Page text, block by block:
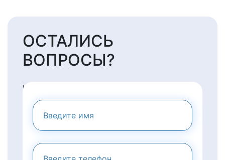
ОСТАЛИСЬ
ВОПРОСЫ?
НАПИШИТЕ НАМ И МЫ
ПРЕДОСТАВИМ ВАМ
КОНСУЛЬТАЦИЮ